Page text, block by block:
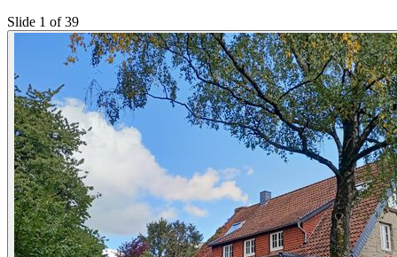
Slide 1 of 39